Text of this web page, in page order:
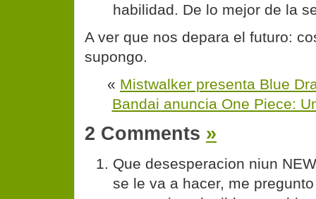
habilidad. De lo mejor de la
A ver que nos depara el futuro:
supongo.
« Mistwalker presenta Blue
Bandai anuncia One Piece:
2 Comments »
Que desesperacion niun
se le va a hacer, me